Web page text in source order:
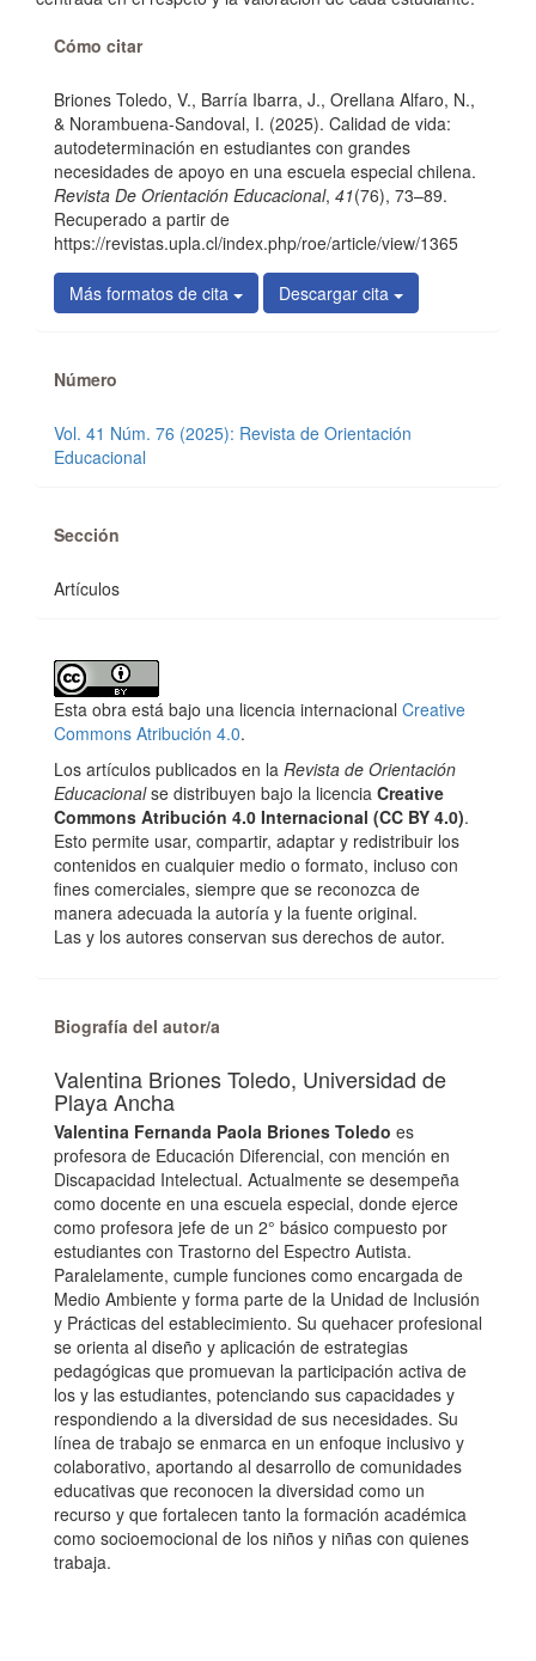
Detalles
del
artículo
Cómo citar
Briones Toledo, V., Barría Ibarra, J., Orellana Alfaro, N.,
& Norambuena-Sandoval, I. (2025). Calidad de vida:
autodeterminación en estudiantes con grandes
necesidades de apoyo en una escuela especial chilena.
Revista De Orientación Educacional, 41(76), 73–89.
Recuperado a partir de
https://revistas.upla.cl/index.php/roe/article/view/1365
Más formatos de cita Descargar cita
Número
Vol. 41 Núm. 76 (2025): Revista de Orientación
Educacional
Sección
Artículos
Esta obra está bajo una licencia internacional Creative
Commons Atribución 4.0.
Los artículos publicados en la Revista de Orientación
Educacionalse distribuyen bajo la licencia Creative
Commons Atribución 4.0 Internacional (CC BY 4.0).
Esto permite usar, compartir, adaptar y redistribuir los
contenidos en cualquier medio o formato, incluso con
fines comerciales, siempre que se reconozca de
manera adecuada la autoría y la fuente original.
Las y los autores conservan sus derechos de autor.
Biografía del autor/a
Valentina Briones Toledo, Universidad de
Playa Ancha
Valentina Fernanda Paola Briones Toledo es
profesora de Educación Diferencial, con mención en
Discapacidad Intelectual. Actualmente se desempeña
como docente en una escuela especial, donde ejerce
como profesora jefe de un 2° básico compuesto por
estudiantes con Trastorno del Espectro Autista.
Paralelamente, cumple funciones como encargada de
Medio Ambiente y forma parte de la Unidad de Inclusión
y Prácticas del establecimiento. Su quehacer profesional
se orienta al diseño y aplicación de estrategias
pedagógicas que promuevan la participación activa de
los y las estudiantes, potenciando sus capacidades y
respondiendo a la diversidad de sus necesidades. Su
línea de trabajo se enmarca en un enfoque inclusivo y
colaborativo, aportando al desarrollo de comunidades
educativas que reconocen la diversidad como un
recurso y que fortalecen tanto la formación académica
como socioemocional de los niños y niñas con quienes
trabaja.